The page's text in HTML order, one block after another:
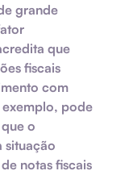
grande
que
fiscais
com
pode
o
situação
notas fiscais